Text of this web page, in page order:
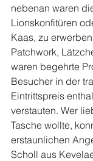
nebenan waren
Lionskonfitüren
Kaas, zu
Patchwork,
waren begehrte
Besucher in der
Eintrittspreis
verstauten. Wer
Tasche wollte,
erstaunlichen
Scholl aus